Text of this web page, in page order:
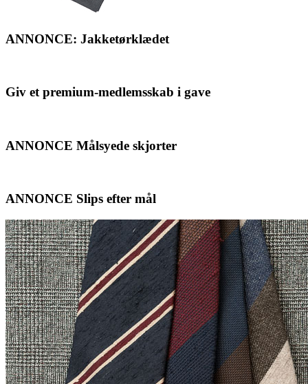
ANNONCE: Jakketørklædet
Giv et premium-medlemsskab i gave
ANNONCE Målsyede skjorter
ANNONCE Slips efter mål